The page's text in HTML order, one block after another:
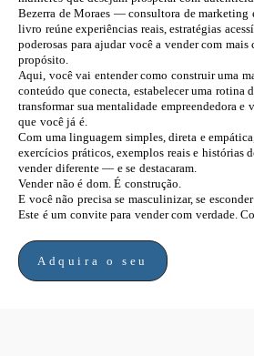
Bezerra de Moraes — consultora de marketing
livro reúne experiências reais, estratégias
poderosas para ajudar você a vender com mais
propósito.
Aqui, você vai entender como construir uma
conteúdo que conecta, estabelecer uma rotina
transformar sua mentalidade empreendedora
que você já é.
Com uma linguagem simples, direta e
exercícios práticos, exemplos reais e histórias
vender diferente — e se destacaram.
Vender não é dom. É construção.
E você não precisa se masculinizar, se
Este é um convite para vender com verdade.
Adquira o seu